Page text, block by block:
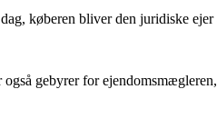
køberen bliver den juridiske
gebyrer for